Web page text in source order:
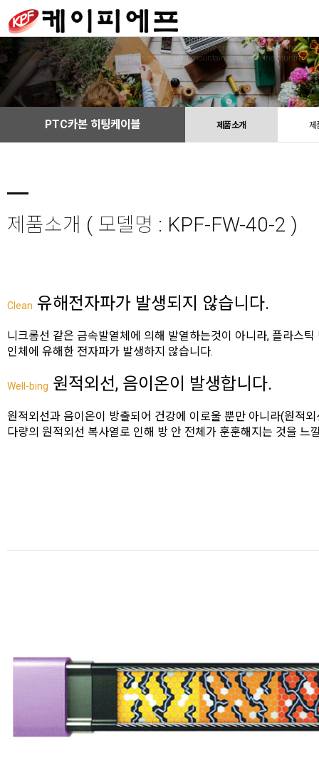
We have created a awesome theme
Far far away,behind the word mountains, far from the countries
PTC카본 히팅케이블 제품소개 제
제품소개 ( 모델명 : KPF-FW-40-2 )
Clean 유해전자파가 발생되지 않습니다.
니크롬선 같은 금속발열체에 의해 발열하는것이 아니라, 플라스
인체에 유해한 전자파가 발생하지 않습니다.
Well-bing 원적외선, 음이온이 발생합니다.
원적외선과 음이온이 방출되어 건강에 이로울 뿐만 아니라(원적외
다량의 원적외선 복사열로 인해 방 안 전체가 훈훈해지는 것을 느